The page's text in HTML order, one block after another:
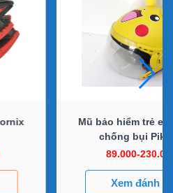
Mũ bảo hiểm trẻ
chống bụi
89.000-
Xem đánh